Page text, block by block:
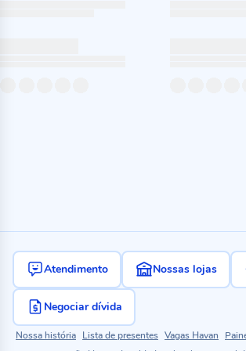
Atendimento Nossas lojas
Negociar dívida
Nossa história Lista de presentes Vagas Havan